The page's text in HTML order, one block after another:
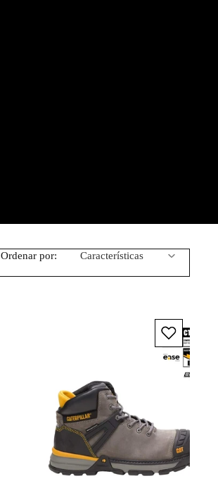
Ordenar por: Características